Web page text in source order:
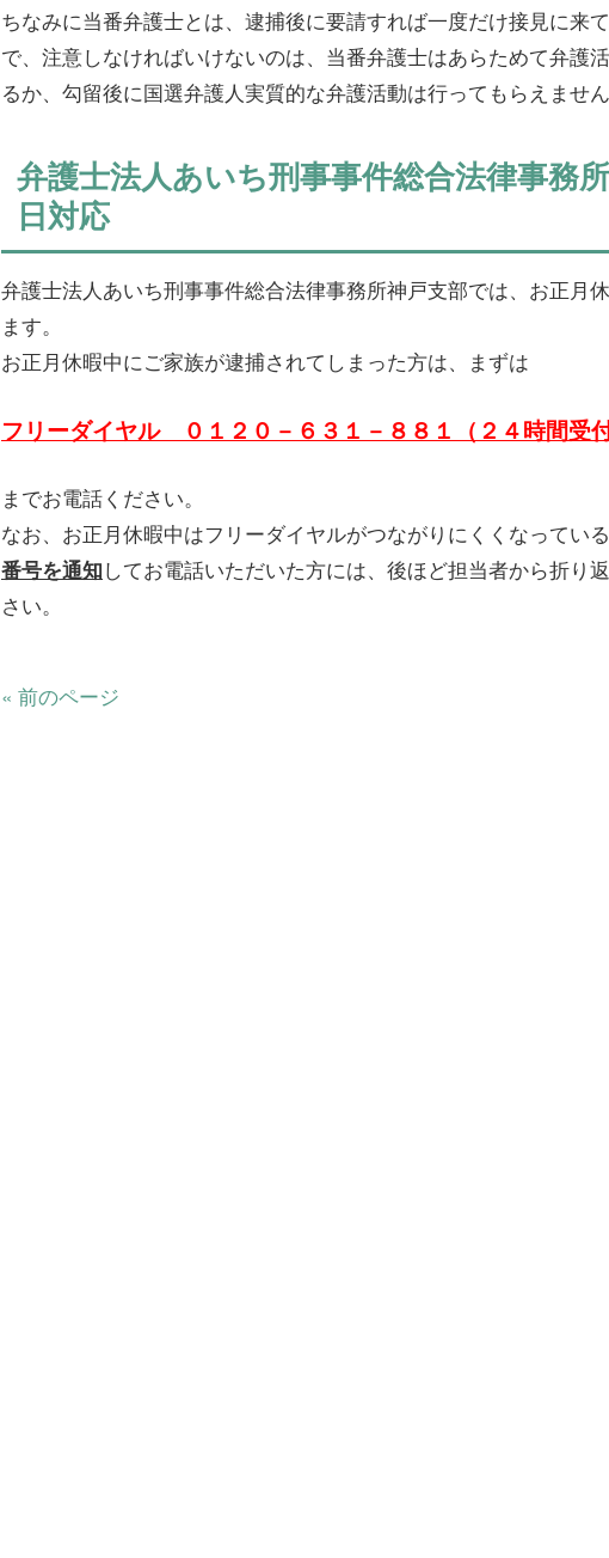
ちなみに当番弁護士とは、逮捕後に要請すれば一度だけ接見に来
で、注意しなければいけないのは、当番弁護士はあらためて弁護
るか、勾留後に国選弁護人実質的な弁護活動は行ってもらえません
弁護士法人あいち刑事事件総合法律事務
日対応
弁護士法人あいち刑事事件総合法律事務所神戸支部では、お正月
ます。
お正月休暇中にご家族が逮捕されてしまった方は、まずは
フリーダイヤル ０１２０－６３１－８８１（２４時間受付
までお電話ください。
なお、お正月休暇中はフリーダイヤルがつながりにくくなってい
番号を通知してお電話いただいた方には、後ほど担当者から折り
さい。
« 前のページ